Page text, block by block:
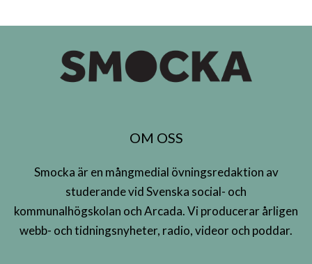
OM OSS
Smocka är en mångmedial övningsredaktion av
studerande vid Svenska social- och
kommunalhögskolan och Arcada. Vi producerar årligen
webb- och tidningsnyheter, radio, videor och poddar.